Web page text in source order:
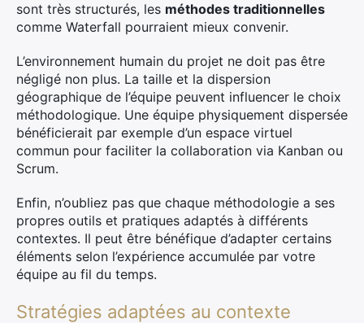
sont très structurés, les méthodes traditionnelles
comme Waterfall pourraient mieux convenir.
L’environnement humain du projet ne doit pas être
négligé non plus. La taille et la dispersion
géographique de l’équipe peuvent influencer le choix
méthodologique. Une équipe physiquement dispersée
bénéficierait par exemple d’un espace virtuel
commun pour faciliter la collaboration via Kanban ou
Scrum.
Enfin, n’oubliez pas que chaque méthodologie a ses
propres outils et pratiques adaptés à différents
contextes. Il peut être bénéfique d’adapter certains
éléments selon l’expérience accumulée par votre
équipe au fil du temps.
Stratégies adaptées au contexte